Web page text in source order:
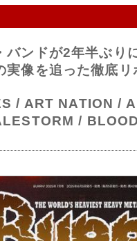
バンドが2年半ぶ
実像を追った徹底リ
/ ART NATION /
/